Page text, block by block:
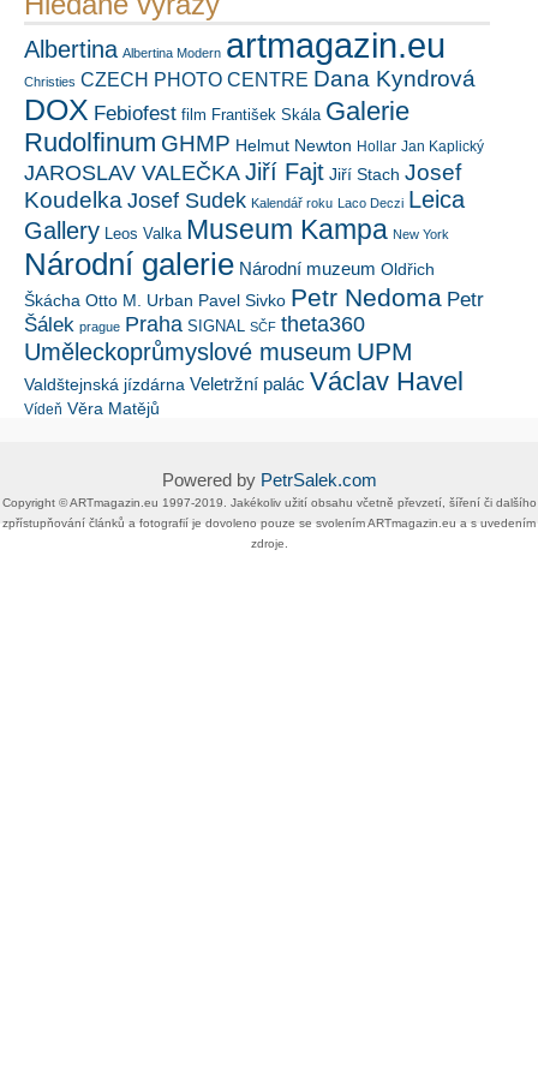
Albertina Albertina Modern artmagazin.eu
Christies CZECH PHOTO CENTRE Dana Kyndrová
DOX Febiofest film František Skála Galerie
Rudolfinum GHMP Helmut Newton Hollar Jan Kaplický
JAROSLAV VALEČKA Jiří Fajt Jiří Stach Josef
Koudelka Josef Sudek Kalendář roku Laco Deczi Leica
Gallery Leos Valka Museum Kampa New York
Národní galerie Národní muzeum Oldřich
Škácha Otto M. Urban Pavel Sivko Petr Nedoma Petr
Šálek prague Praha SIGNAL SČF theta360
Uměleckoprůmyslové museum UPM
Valdštejnská jízdárna Veletržní palác Václav Havel
Vídeň Věra Matějů
Powered by PetrSalek.com
Copyright ©​ ​​ARTmagazin.eu ​1997-2019​.​ Jakékoliv užití obsahu včetně převzetí, šíření či dalšího
zpřístupňování článků a fotografií je dovoleno pouze se svolením ​ARTmagazin.eu​ ​a s uvedením
zdroje.